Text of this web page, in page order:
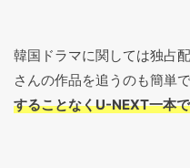
韓国ドラマに関しては独占
さんの作品を追うのも簡単で
することなくU-NEXT一本